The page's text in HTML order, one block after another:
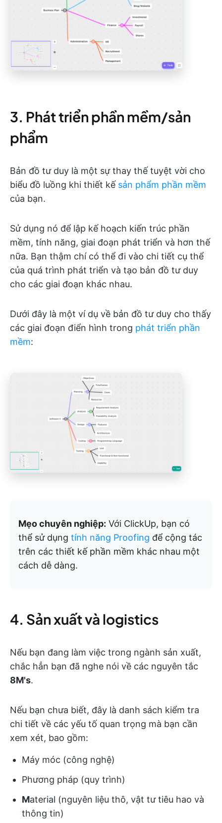
3. Phát triển phần mềm/sản
phẩm
Bản đồ tư duy là một sự thay thế tuyệt vời cho
biểu đồ luồng khi thiết kế sản phẩm phần mềm
của bạn.
Sử dụng nó để lập kế hoạch kiến trúc phần
mềm, tính năng, giai đoạn phát triển và hơn thế
nữa. Bạn thậm chí có thể đi vào chi tiết cụ thể
của quá trình phát triển và tạo bản đồ tư duy
cho các giai đoạn khác nhau.
Dưới đây là một ví dụ về bản đồ tư duy cho thấy
các giai đoạn điển hình trong phát triển phần
mềm:
Mẹo chuyên nghiệp: Với ClickUp, bạn có
thể sử dụng tính năng Proofing để cộng tác
trên các thiết kế phần mềm khác nhau một
cách dễ dàng.
4. Sản xuất và logistics
Nếu bạn đang làm việc trong ngành sản xuất,
chắc hẳn bạn đã nghe nói về các nguyên tắc
8M's.
Nếu bạn chưa biết, đây là danh sách kiểm tra
chi tiết về các yếu tố quan trọng mà bạn cần
xem xét, bao gồm:
Máy móc (công nghệ)
Phương pháp (quy trình)
Material (nguyên liệu thô, vật tư tiêu hao và
thông tin)